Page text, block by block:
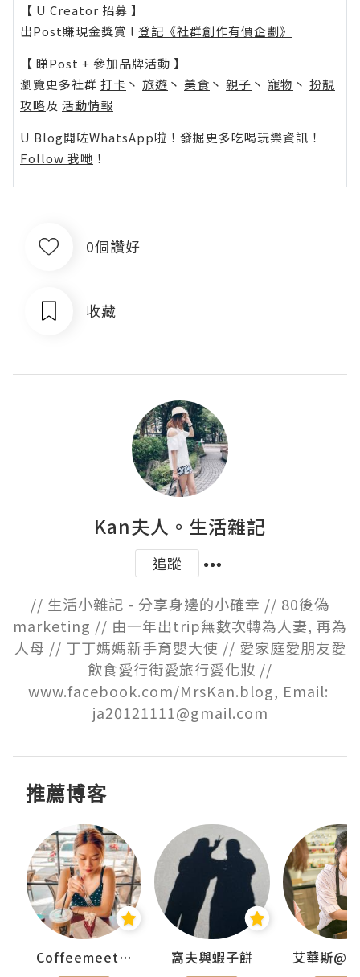
【 U Creator 招募 】
出Post賺現金獎賞 l 登記《社群創作有價企劃》
【 睇Post + 參加品牌活動 】
瀏覽更多社群 打卡 丶 旅遊 丶 美食 丶 親子 丶 寵物 丶 扮靚
攻略及 活動情報
U Blog開咗WhatsApp啦！發掘更多吃喝玩樂資訊！
Follow 我哋 ！
0個讚好
收藏
Kan夫人。生活雜記
追蹤
// 生活小雜記 - 分享身邊的小確幸 // 80後偽
marketing // 由一年出trip無數次轉為人妻, 再為
人母 // 丁丁媽媽新手育嬰大使 // 愛家庭愛朋友愛
飲食愛行街愛旅行愛化妝 //
www.facebook.com/MrsKan.blog, Email:
ja20121111@gmail.com
推薦博客
Coffeemeetjojo 窩夫與蝦子餅